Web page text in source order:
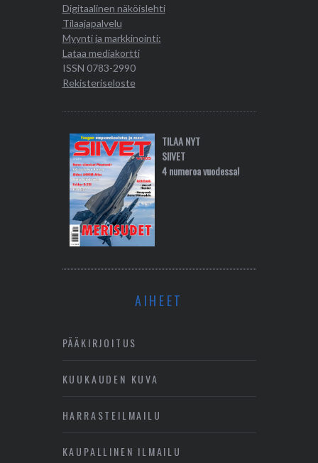
Digitaalinen näköislehti
Tilaajapalvelu
Myynti ja markkinointi:
Lataa mediakortti
ISSN 0783-2990
Rekisteriseloste
TILAA NYT
SIIVET
4 numeroa vuodessa!
AIHEET
PÄÄKIRJOITUS
KUUKAUDEN KUVA
HARRASTEILMAILU
KAUPALLINEN ILMAILU